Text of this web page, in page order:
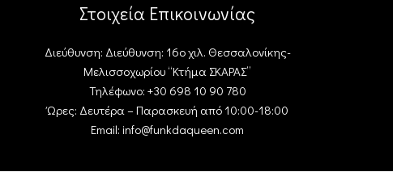
Στοιχεία Επικοινωνίας
Διεύθυνση: Διεύθυνση: 16ο χιλ. Θεσσαλονίκης-
Μελισσοχωρίου “Κτήμα ΣΚΑΡΑΣ”
Τηλέφωνο: +30 698 10 90 780
Ώρες: Δευτέρα – Παρασκευή από 10:00-18:00
Email: info@funkdaqueen.com